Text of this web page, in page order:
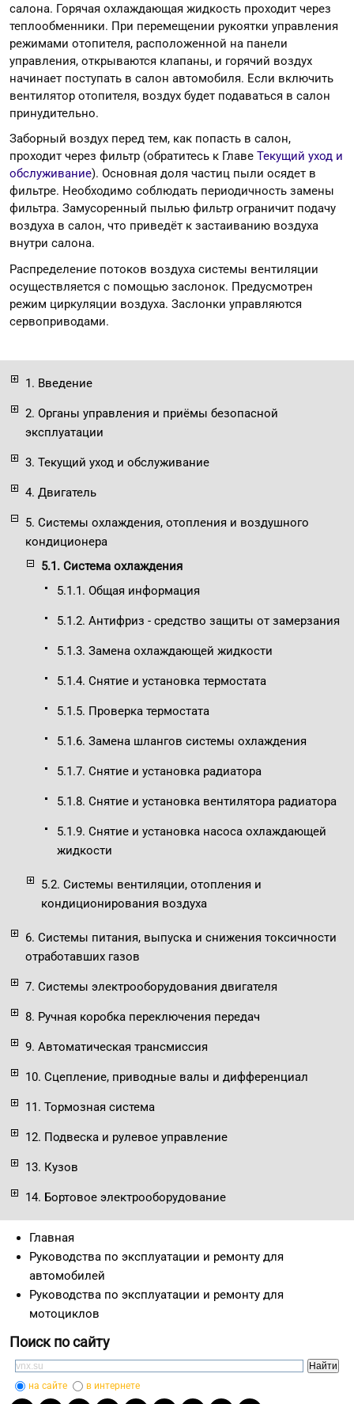
1. Введение
2. Органы управления и приёмы безопасной
эксплуатации
3. Текущий уход и обслуживание
4. Двигатель
5. Системы охлаждения, отопления и воздушного
кондиционера
5.1. Система охлаждения
5.1.1. Общая информация
5.1.2. Антифриз - средство защиты от замерзания
5.1.3. Замена охлаждающей жидкости
5.1.4. Снятие и установка термостата
5.1.5. Проверка термостата
5.1.6. Замена шлангов системы охлаждения
5.1.7. Снятие и установка радиатора
5.1.8. Снятие и установка вентилятора радиатора
5.1.9. Снятие и установка насоса охлаждающей
жидкости
5.2. Системы вентиляции, отопления и
кондиционирования воздуха
6. Системы питания, выпуска и снижения токсичности
отработавших газов
7. Системы электрооборудования двигателя
8. Ручная коробка переключения передач
9. Автоматическая трансмиссия
10. Сцепление, приводные валы и дифференциал
11. Тормозная система
12. Подвеска и рулевое управление
13. Кузов
14. Бортовое электрооборудование
салона. Горячая охлаждающая жидкость проходит через
теплообменники. При перемещении рукоятки управления
режимами отопителя, расположенной на панели
управления, открываются клапаны, и горячий воздух
начинает поступать в салон автомобиля. Если включить
вентилятор отопителя, воздух будет подаваться в салон
принудительно.
Заборный воздух перед тем, как попасть в салон,
проходит через фильтр (обратитесь к Главе Текущий уход и
обслуживание). Основная доля частиц пыли осядет в
фильтре. Необходимо соблюдать периодичность замены
фильтра. Замусоренный пылью фильтр ограничит подачу
воздуха в салон, что приведёт к застаиванию воздуха
внутри салона.
Распределение потоков воздуха системы вентиляции
осуществляется с помощью заслонок. Предусмотрен
режим циркуляции воздуха. Заслонки управляются
сервоприводами.
Главная
Руководства по эксплуатации и ремонту для
автомобилей
Руководства по эксплуатации и ремонту для
мотоциклов
Поиск по сайту
на сайте в интернете